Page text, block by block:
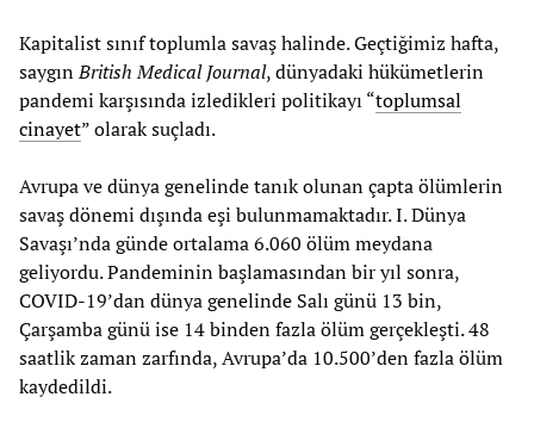
Kapitalist sınıf toplumla savaş halinde. Geçtiğimiz hafta,
saygınBritish Medical Journal, dünyadaki hükümetlerin
pandemi karşısında izledikleri politikayı “toplumsal
cinayet” olarak suçladı.
Avrupa ve dünya genelinde tanık olunan çapta ölümlerin
savaş dönemi dışında eşi bulunmamaktadır. I. Dünya
Savaşı’nda günde ortalama 6.060 ölüm meydana
geliyordu. Pandeminin başlamasından bir yıl sonra,
COVID-19’dan dünya genelinde Salı günü 13 bin,
Çarşamba günü ise 14 binden fazla ölüm gerçekleşti. 48
saatlik zaman zarfında, Avrupa’da 10.500’den fazla ölüm
kaydedildi.